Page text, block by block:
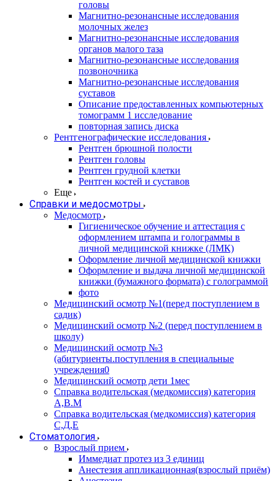
головы
Магнитно-резонансные исследования
молочных желез
Магнитно-резонансные исследования
органов малого таза
Магнитно-резонансные исследования
позвоночника
Магнитно-резонансные исследования
суставов
Описание предоставленных компьютерных
томограмм 1 исследование
повторная запись диска
Рентгенографические исследования
Рентген брюшной полости
Рентген головы
Рентген грудной клетки
Рентген костей и суставов
Еще
Справки и медосмотры
Медосмотр
Гигиеническое обучение и аттестация с
оформлением штампа и голограммы в
личной медицинской книжке (ЛМК)
Оформление личной медицинской книжки
Оформление и выдача личной медицинской
книжки (бумажного формата) с голограммой
фото
Медицинский осмотр №1(перед поступлением в
садик)
Медицинский осмотр №2 (перед поступлением в
школу)
Медицинский осмотр №3
(абитуриенты.поступления в специальные
учреждения0
Медицинский осмотр дети 1мес
Справка водительская (медкомиссия) категория
А,В.М
Справка водительская (медкомиссия) категория
С,Д,Е
Стоматология
Взрослый прием
Иммедиат протез из 3 единиц
Анестезия аппликационная(взрослый приём)